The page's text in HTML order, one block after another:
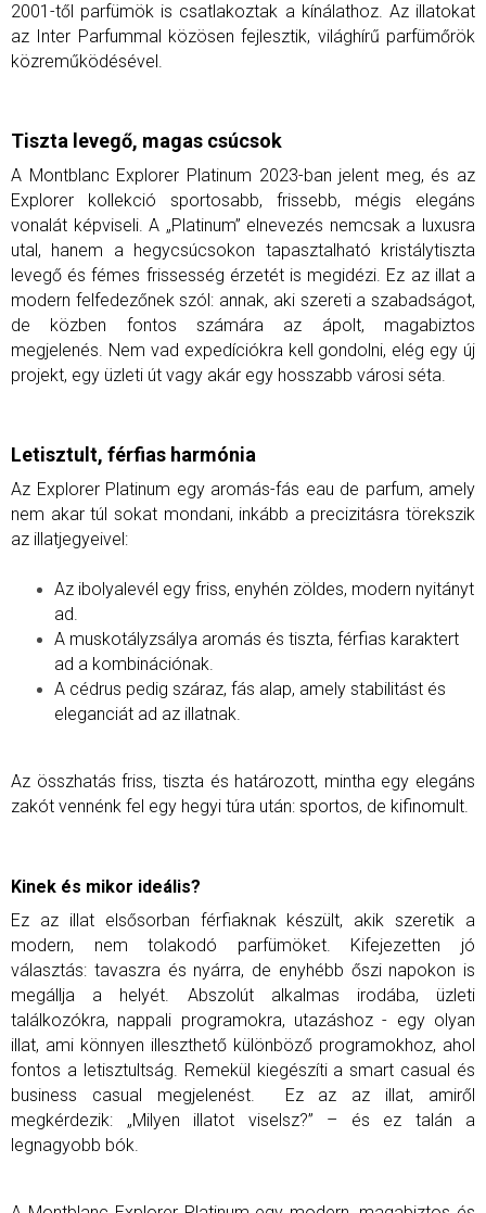
2001-től parfümök is csatlakoztak a kínálathoz. Az illatokat
az Inter Parfummal közösen fejlesztik, világhírű parfümőrök
közreműködésével.
Tiszta levegő, magas csúcsok
A Montblanc Explorer Platinum 2023-ban jelent meg, és az
Explorer kollekció sportosabb, frissebb, mégis elegáns
vonalát képviseli. A „Platinum” elnevezés nemcsak a luxusra
utal, hanem a hegycsúcsokon tapasztalható kristálytiszta
levegő és fémes frissesség érzetét is megidézi. Ez az illat a
modern felfedezőnek szól: annak, aki szereti a szabadságot,
de közben fontos számára az ápolt, magabiztos
megjelenés. Nem vad expedíciókra kell gondolni, elég egy új
projekt, egy üzleti út vagy akár egy hosszabb városi séta.
Letisztult, férfias harmónia
Az Explorer Platinum egy aromás-fás eau de parfum, amely
nem akar túl sokat mondani, inkább a precizitásra törekszik
az illatjegyeivel:
Az ibolyalevél egy friss, enyhén zöldes, modern nyitányt
ad.
A muskotályzsálya aromás és tiszta, férfias karaktert
ad a kombinációnak.
A cédrus pedig száraz, fás alap, amely stabilitást és
eleganciát ad az illatnak.
Az összhatás friss, tiszta és határozott, mintha egy elegáns
zakót vennénk fel egy hegyi túra után: sportos, de kifinomult.
Kinek és mikor ideális?
Ez az illat elsősorban férfiaknak készült, akik szeretik a
modern, nem tolakodó parfümöket. Kifejezetten jó
választás: tavaszra és nyárra, de enyhébb őszi napokon is
megállja a helyét. Abszolút alkalmas irodába, üzleti
találkozókra, nappali programokra, utazáshoz - egy olyan
illat, ami könnyen illeszthető különböző programokhoz, ahol
fontos a letisztultság. Remekül kiegészíti a smart casual és
business casual megjelenést.
Ez az az illat, amiről
megkérdezik: „Milyen illatot viselsz?” – és ez talán a
legnagyobb bók.